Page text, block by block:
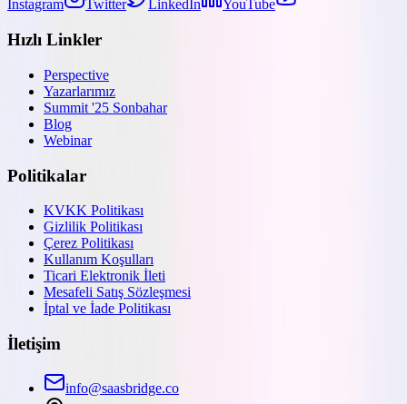
Instagram Twitter LinkedIn YouTube
Hızlı Linkler
Perspective
Yazarlarımız
Summit '25 Sonbahar
Blog
Webinar
Politikalar
KVKK Politikası
Gizlilik Politikası
Çerez Politikası
Kullanım Koşulları
Ticari Elektronik İleti
Mesafeli Satış Sözleşmesi
İptal ve İade Politikası
İletişim
info@saasbridge.co